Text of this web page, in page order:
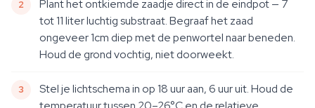
Plant het ontkiemde zaadje direct in de eindpot — 7
tot 11 liter luchtig substraat. Begraaf het zaad
ongeveer 1cm diep met de penwortel naar beneden.
Houd de grond vochtig, niet doorweekt.
Stel je lichtschema in op 18 uur aan, 6 uur uit. Houd de